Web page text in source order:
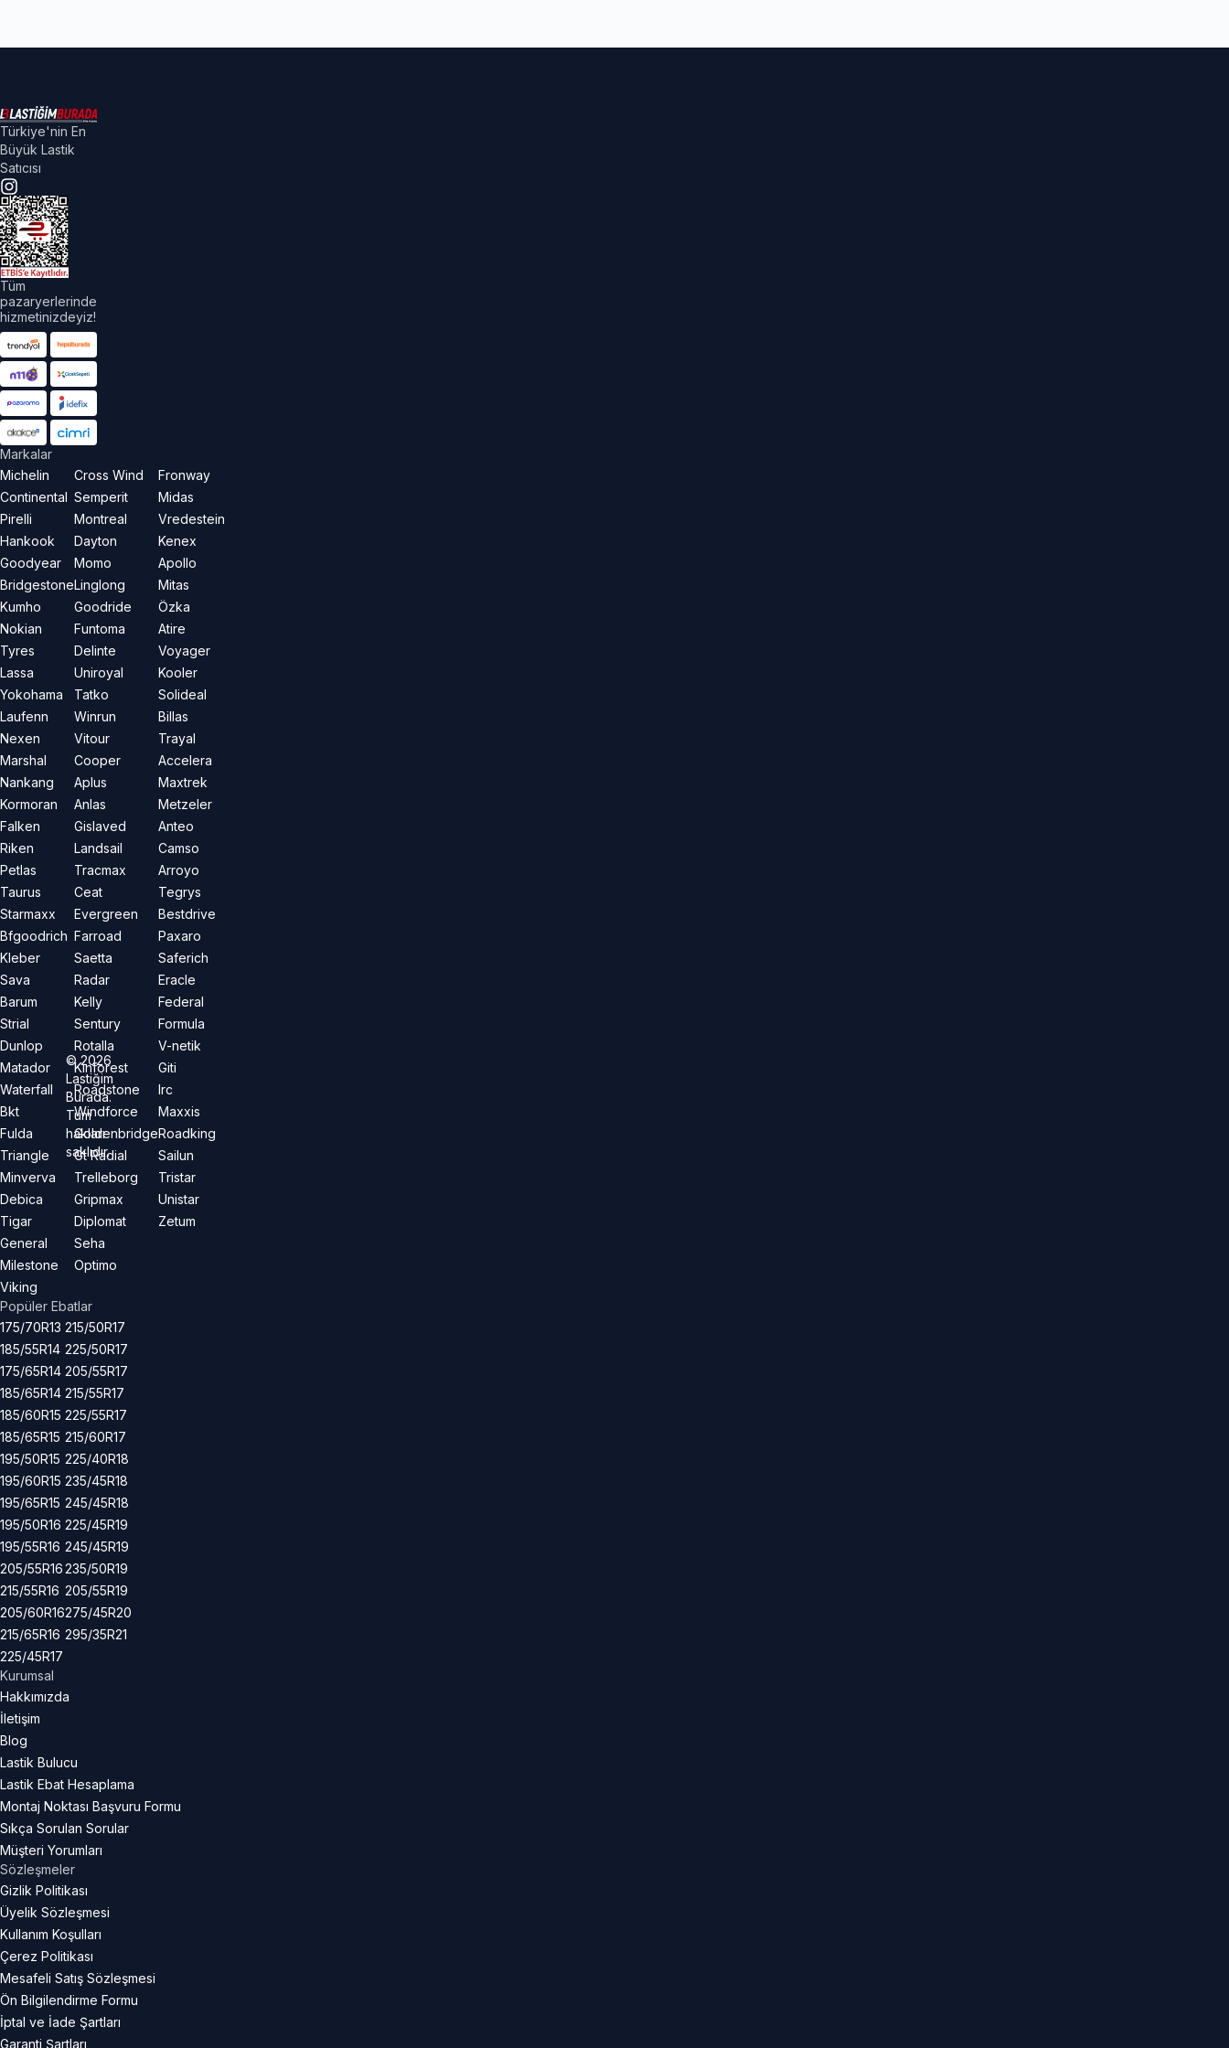
Türkiye'nin En
Büyük Lastik
Satıcısı
Tüm
pazaryerlerinde
hizmetinizdeyiz!
Markalar
Michelin
Continental
Pirelli
Hankook
Goodyear
Bridgestone
Kumho
Nokian
Tyres
Lassa
Yokohama
Laufenn
Nexen
Marshal
Nankang
Kormoran
Falken
Riken
Petlas
Taurus
Starmaxx
Bfgoodrich
Kleber
Sava
Barum
Strial
Dunlop
Matador
Waterfall
Bkt
Fulda
Triangle
Minverva
Debica
Tigar
General
Milestone
Viking
Cross Wind
Semperit
Montreal
Dayton
Momo
Linglong
Goodride
Funtoma
Delinte
Uniroyal
Tatko
Winrun
Vitour
Cooper
Aplus
Anlas
Gislaved
Landsail
Tracmax
Ceat
Evergreen
Farroad
Saetta
Radar
Kelly
Sentury
Rotalla
Kinforest
Roadstone
Windforce
Goldenbridge
Gt Radial
Trelleborg
Gripmax
Diplomat
Seha
Optimo
Fronway
Midas
Vredestein
Kenex
Apollo
Mitas
Özka
Atire
Voyager
Kooler
Solideal
Billas
Trayal
Accelera
Maxtrek
Metzeler
Anteo
Camso
Arroyo
Tegrys
Bestdrive
Paxaro
Saferich
Eracle
Federal
Formula
V-netik
Giti
Irc
Maxxis
Roadking
Sailun
Tristar
Unistar
Zetum
Popüler Ebatlar
175/70R13
185/55R14
175/65R14
185/65R14
185/60R15
185/65R15
195/50R15
195/60R15
195/65R15
195/50R16
195/55R16
205/55R16
215/55R16
205/60R16
215/65R16
225/45R17
215/50R17
225/50R17
205/55R17
215/55R17
225/55R17
215/60R17
225/40R18
235/45R18
245/45R18
225/45R19
245/45R19
235/50R19
205/55R19
275/45R20
295/35R21
Kurumsal
Hakkımızda
İletişim
Blog
Lastik Bulucu
Lastik Ebat Hesaplama
Montaj Noktası Başvuru Formu
Sıkça Sorulan Sorular
Müşteri Yorumları
Sözleşmeler
Gizlik Politikası
Üyelik Sözleşmesi
Kullanım Koşulları
Çerez Politikası
Mesafeli Satış Sözleşmesi
Ön Bilgilendirme Formu
İptal ve İade Şartları
Garanti Şartları
©2026
Lastiğim
Burada.
Tüm
hakları
saklıdır.